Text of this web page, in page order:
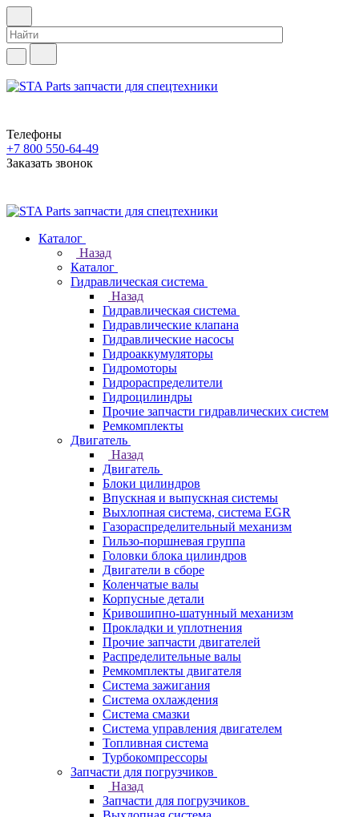
Телефоны
+7 800 550-64-49
Заказать звонок
Каталог
Назад
Каталог
Гидравлическая система
Назад
Гидравлическая система
Гидравлические клапана
Гидравлические насосы
Гидроаккумуляторы
Гидромоторы
Гидрораспределители
Гидроцилиндры
Прочие запчасти гидравлических систем
Ремкомплекты
Двигатель
Назад
Двигатель
Блоки цилиндров
Впускная и выпускная системы
Выхлопная система, система EGR
Газораспределительный механизм
Гильзо-поршневая группа
Головки блока цилиндров
Двигатели в сборе
Коленчатые валы
Корпусные детали
Кривошипно-шатунный механизм
Прокладки и уплотнения
Прочие запчасти двигателей
Распределительные валы
Ремкомплекты двигателя
Система зажигания
Система охлаждения
Система смазки
Система управления двигателем
Топливная система
Турбокомпрессоры
Запчасти для погрузчиков
Назад
Запчасти для погрузчиков